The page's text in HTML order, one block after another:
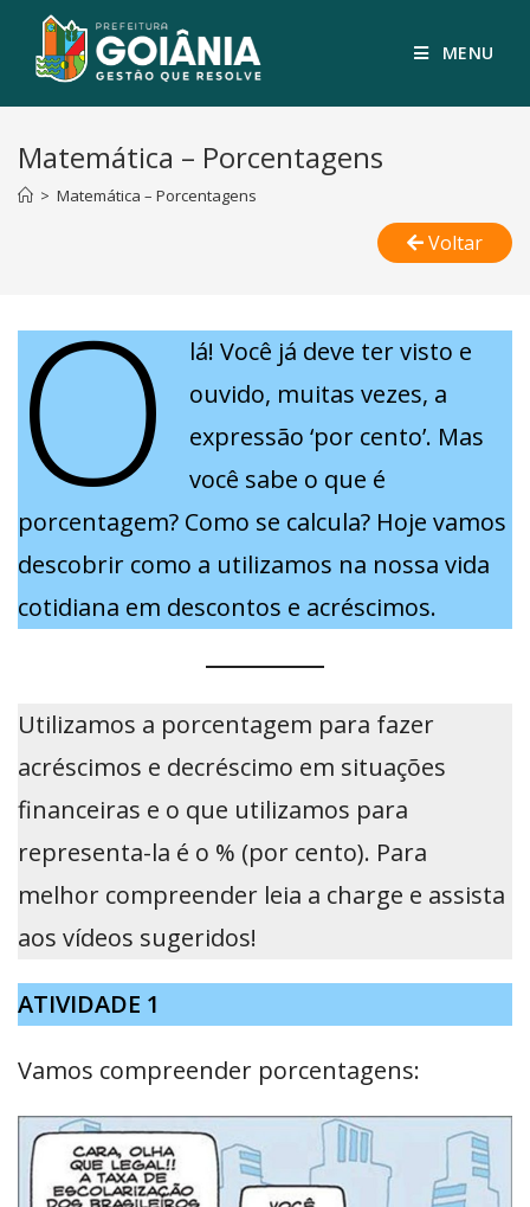
MENU
Matemática – Porcentagens
> Matemática – Porcentagens
Voltar
O
lá! Você já deve ter visto e
ouvido, muitas vezes, a
expressão ‘por cento’. Mas
você sabe o que é
porcentagem? Como se calcula? Hoje vamos
descobrir como a utilizamos na nossa vida
cotidiana em descontos e acréscimos.
Utilizamos a porcentagem para fazer
acréscimos e decréscimo em situações
financeiras e o que utilizamos para
representa-la é o % (por cento). Para
melhor compreender leia a charge e assista
aos vídeos sugeridos!
ATIVIDADE 1
Vamos compreender porcentagens: